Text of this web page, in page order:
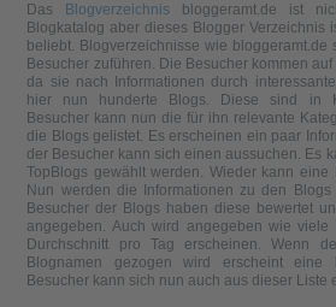
Das Blogverzeichnis bloggeramt.de ist
Blogkatalog aber dieses Blogger Verzeichnis
beliebt. Blogverzeichnisse wie bloggeramt.de
Besucher zuführen. Die Besucher kommen
da sie nach Informationen durch
hier nun hunderte Blogs. Diese sind in
Besucher kann nun die für ihn relevante
die Blogs gelistet. Es erscheinen ein paar
der Besucher kann sich einen aussuchen. Es
TopBlogs gewählt werden. Wieder kann eine
Nun werden die Informationen zu den
Besucher der Blogs haben diese bewertet
angegeben. Auch wird angegeben wie
Durchschnitt pro Tag erscheinen. Wenn
Blognamen gezogen wird erscheint eine
Besucher kann sich nun auch aus dieser Liste